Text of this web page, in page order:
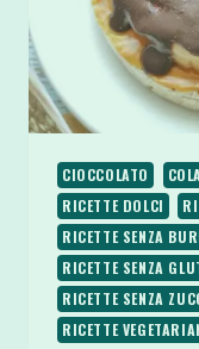
CIOCCOLATO
RICETTE DOLCI
RICETTE SENZA
RICETTE SENZA
RICETTE SENZA
RICETTE